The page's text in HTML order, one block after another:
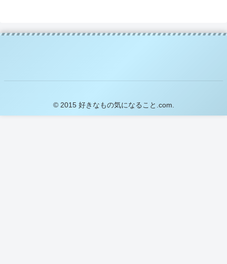
© 2015 好きなもの気になること.com.